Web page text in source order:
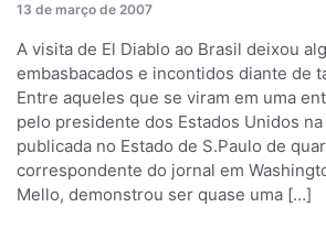
13 de março de 2007
A visita de El Diablo ao Brasil deixou
embasbacados e incontidos diante de
Entre aqueles que se viram em uma
pelo presidente dos Estados Unidos na
publicada no Estado de S.Paulo de
correspondente do jornal em
Mello, demonstrou ser quase uma […]